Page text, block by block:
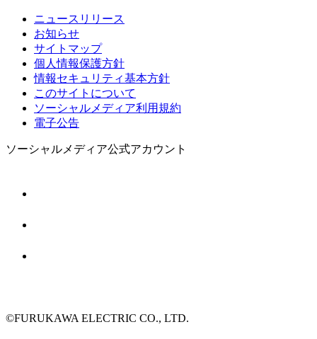
ニュースリリース
お知らせ
サイトマップ
個人情報保護方針
情報セキュリティ基本方針
このサイトについて
ソーシャルメディア利用規約
電子公告
ソーシャルメディア公式アカウント
©FURUKAWA ELECTRIC CO., LTD.